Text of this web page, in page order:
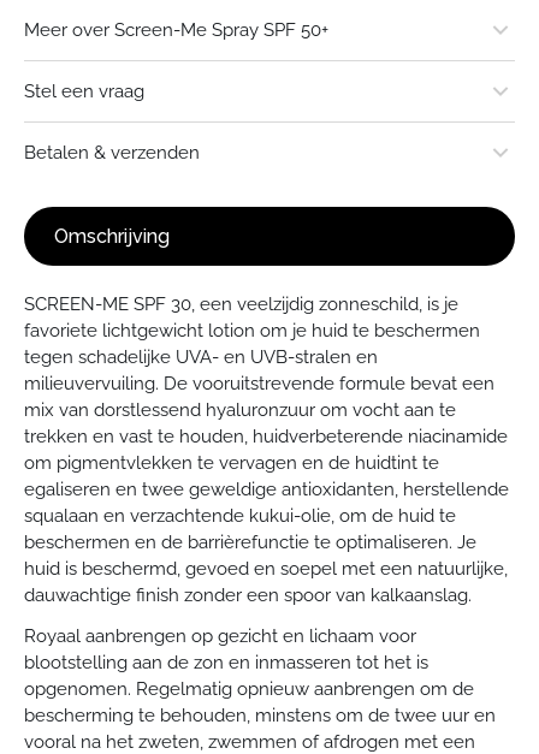
Meer over Screen-Me Spray SPF 50+
Stel een vraag
Stuur een e-mail
Betalen & verzenden
Verzendkosten
Standaard € 3,95 - Gratis verzending vanaf € 50,-
Retourneren
Artikelen mogen binnen 14 dagen in originele verpakking en
zonder schade geretourneerd worden. De retourskosten zijn
voor eigen rekening.
Omschrijving
SCREEN-ME SPF 30, een veelzijdig zonneschild, is je
favoriete lichtgewicht lotion om je huid te beschermen
tegen schadelijke UVA- en UVB-stralen en
milieuvervuiling. De vooruitstrevende formule bevat een
mix van dorstlessend hyaluronzuur om vocht aan te
trekken en vast te houden, huidverbeterende niacinamide
om pigmentvlekken te vervagen en de huidtint te
egaliseren en twee geweldige antioxidanten, herstellende
squalaan en verzachtende kukui-olie, om de huid te
beschermen en de barrièrefunctie te optimaliseren. Je
huid is beschermd, gevoed en soepel met een natuurlijke,
dauwachtige finish zonder een spoor van kalkaanslag.
Royaal aanbrengen op gezicht en lichaam voor
blootstelling aan de zon en inmasseren tot het is
opgenomen. Regelmatig opnieuw aanbrengen om de
bescherming te behouden, minstens om de twee uur en
vooral na het zweten, zwemmen of afdrogen met een